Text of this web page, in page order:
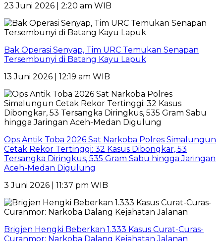
23 Juni 2026 | 2:20 am WIB
Bak Operasi Senyap, Tim URC Temukan Senapan
Tersembunyi di Batang Kayu Lapuk
13 Juni 2026 | 12:19 am WIB
Ops Antik Toba 2026 Sat Narkoba Polres Simalungun
Cetak Rekor Tertinggi: 32 Kasus Dibongkar, 53
Tersangka Diringkus, 535 Gram Sabu hingga Jaringan
Aceh-Medan Digulung
3 Juni 2026 | 11:37 pm WIB
Brigjen Hengki Beberkan 1.333 Kasus Curat-Curas-
Curanmor: Narkoba Dalang Kejahatan Jalanan